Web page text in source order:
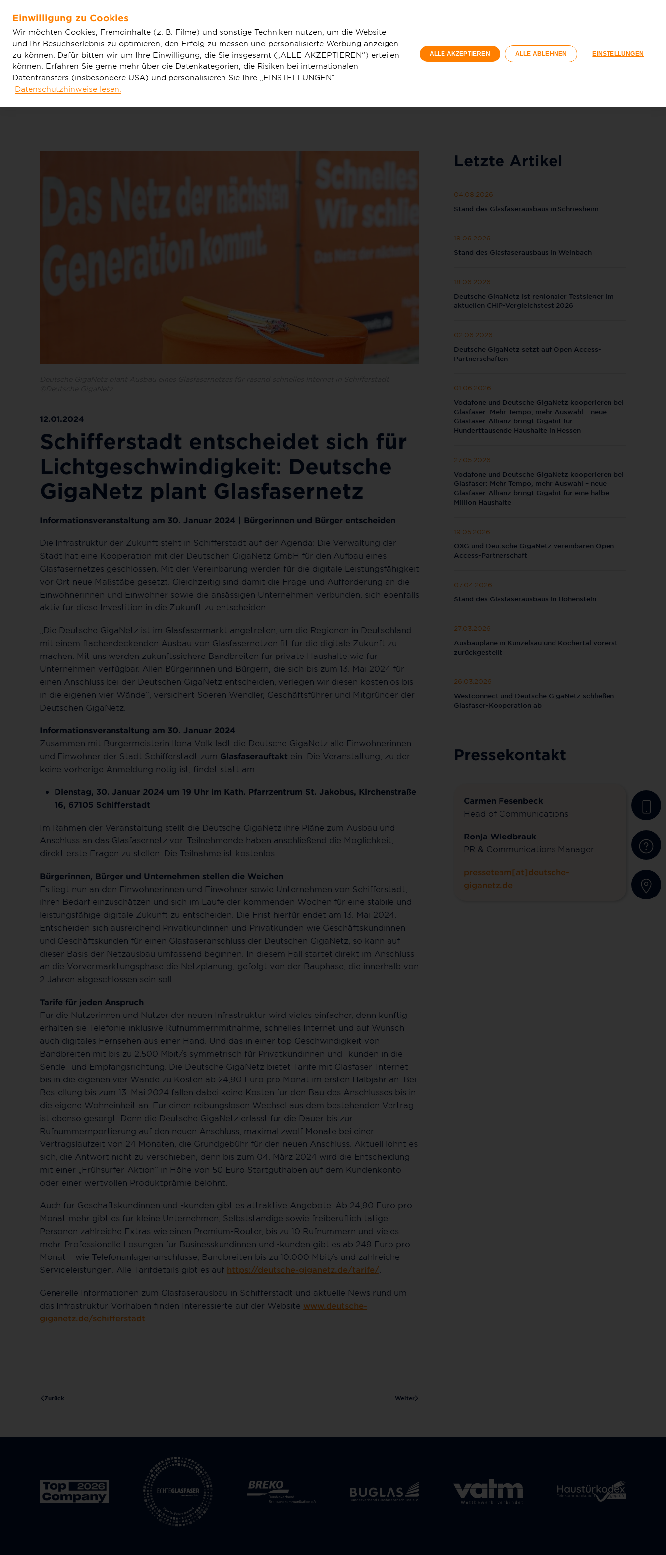
Zum Hauptinhalt springen
Glasfasernetz
Login
12.01.2024
Schifferstadt entscheidet sich für
Lichtgeschwindigkeit: Deutsche
GigaNetz plant Glasfasernetz
Informationsveranstaltung am 30. Januar 2024 | Bürgerinnen und Bürger entscheiden
Die Infrastruktur der Zukunft steht in Schifferstadt auf der Agenda: Die Verwaltung der
Stadt hat eine Kooperation mit der Deutschen GigaNetz GmbH für den Aufbau eines
Glasfasernetzes geschlossen. Mit der Vereinbarung werden für die digitale Leistungsfähigkeit
vor Ort neue Maßstäbe gesetzt. Gleichzeitig sind damit die Frage und Aufforderung an die
Einwohnerinnen und Einwohner sowie die ansässigen Unternehmen verbunden, sich ebenfalls
aktiv für diese Investition in die Zukunft zu entscheiden.
„Die Deutsche GigaNetz ist im Glasfasermarkt angetreten, um die Regionen in Deutschland
mit einem flächendeckenden Ausbau von Glasfasernetzen fit für die digitale Zukunft zu
machen. Mit uns werden zukunftssichere Bandbreiten für private Haushalte wie für
Unternehmen verfügbar. Allen Bürgerinnen und Bürgern, die sich bis zum 13. Mai 2024 für
einen Anschluss bei der Deutschen GigaNetz entscheiden, verlegen wir diesen kostenlos bis
in die eigenen vier Wände“, versichert Soeren Wendler, Geschäftsführer und Mitgründer der
Deutschen GigaNetz.
Informationsveranstaltung am 30. Januar 2024
Zusammen mit Bürgermeisterin Ilona Volk lädt die Deutsche GigaNetz alle Einwohnerinnen
und Einwohner der Stadt Schifferstadt zum Glasfaserauftakt ein. Die Veranstaltung, zu der
keine vorherige Anmeldung nötig ist, findet statt am:
Dienstag, 30. Januar 2024 um 19 Uhr im Kath. Pfarrzentrum St. Jakobus, Kirchenstraße
16, 67105 Schifferstadt
Im Rahmen der Veranstaltung stellt die Deutsche GigaNetz ihre Pläne zum Ausbau und
Anschluss an das Glasfasernetz vor. Teilnehmende haben anschließend die Möglichkeit,
direkt erste Fragen zu stellen. Die Teilnahme ist kostenlos.
Bürgerinnen, Bürger und Unternehmen stellen die Weichen
Es liegt nun an den Einwohnerinnen und Einwohner sowie Unternehmen von Schifferstadt,
ihren Bedarf einzuschätzen und sich im Laufe der kommenden Wochen für eine stabile und
leistungsfähige digitale Zukunft zu entscheiden. Die Frist hierfür endet am 13. Mai 2024.
Entscheiden sich ausreichend Privatkundinnen und Privatkunden wie Geschäftskundinnen
und Geschäftskunden für einen Glasfaseranschluss der Deutschen GigaNetz, so kann auf
dieser Basis der Netzausbau umfassend beginnen. In diesem Fall startet direkt im Anschluss
an die Vorvermarktungsphase die Netzplanung, gefolgt von der Bauphase, die innerhalb von
2 Jahren abgeschlossen sein soll.
Tarife für jeden Anspruch
Für die Nutzerinnen und Nutzer der neuen Infrastruktur wird vieles einfacher, denn künftig
erhalten sie Telefonie inklusive Rufnummernmitnahme, schnelles Internet und auf Wunsch
auch digitales Fernsehen aus einer Hand. Und das in einer top Geschwindigkeit von
Bandbreiten mit bis zu 2.500 Mbit/s symmetrisch für Privatkundinnen und -kunden in die
Sende- und Empfangsrichtung. Die Deutsche GigaNetz bietet Tarife mit Glasfaser-Internet
bis in die eigenen vier Wände zu Kosten ab 24,90 Euro pro Monat im ersten Halbjahr an. Bei
Bestellung bis zum 13. Mai 2024 fallen dabei keine Kosten für den Bau des Anschlusses bis in
die eigene Wohneinheit an. Für einen reibungslosen Wechsel aus dem bestehenden Vertrag
ist ebenso gesorgt: Denn die Deutsche GigaNetz erlässt für die Dauer bis zur
Rufnummernportierung auf den neuen Anschluss, maximal zwölf Monate bei einer
Vertragslaufzeit von 24 Monaten, die Grundgebühr für den neuen Anschluss. Aktuell lohnt es
sich, die Antwort nicht zu verschieben, denn bis zum 04. März 2024 wird die Entscheidung
mit einer „Frühsurfer-Aktion“ in Höhe von 50 Euro Startguthaben auf dem Kundenkonto
oder einer wertvollen Produktprämie belohnt.
Auch für Geschäftskundinnen und -kunden gibt es attraktive Angebote: Ab 24,90 Euro pro
Monat mehr gibt es für kleine Unternehmen, Selbstständige sowie freiberuflich tätige
Personen zahlreiche Extras wie einen Premium-Router, bis zu 10 Rufnummern und vieles
mehr. Professionelle Lösungen für Businesskundinnen und -kunden gibt es ab 249 Euro pro
Monat – wie Telefonanlagenanschlüsse, Bandbreiten bis zu 10.000 Mbit/s und zahlreiche
Serviceleistungen. Alle Tarifdetails gibt es auf https://deutsche-giganetz.de/tarife/
Generelle Informationen zum Glasfaserausbau in Schifferstadt und aktuelle News rund um
das Infrastruktur-Vorhaben finden Interessierte auf der Website www.deutsche-
giganetz.de/schifferstadt
Zurück Weiter
Letzte Artikel
04.08.2026
Stand des Glasfaserausbaus in Schriesheim
18.06.2026
Stand des Glasfaserausbaus in Weinbach
18.06.2026
Deutsche GigaNetz ist regionaler Testsieger im
aktuellen CHIP-Vergleichstest 2026
02.06.2026
Deutsche GigaNetz setzt auf Open Access-
Partnerschaften
01.06.2026
Vodafone und Deutsche GigaNetz kooperieren bei
Glasfaser: Mehr Tempo, mehr Auswahl – neue
Glasfaser-Allianz bringt Gigabit für
Hunderttausende Haushalte in Hessen
27.05.2026
Vodafone und Deutsche GigaNetz kooperieren bei
Glasfaser: Mehr Tempo, mehr Auswahl – neue
Glasfaser-Allianz bringt Gigabit für eine halbe
Million Haushalte
19.05.2026
OXG und Deutsche GigaNetz vereinbaren Open
Access-Partnerschaft
07.04.2026
Stand des Glasfaserausbaus in Hohenstein
27.03.2026
Ausbaupläne in Künzelsau und Kochertal vorerst
zurückgestellt
26.03.2026
Westconnect und Deutsche GigaNetz schließen
Glasfaser-Kooperation ab
Pressekontakt
Carmen Fesenbeck
Head of Communications
Ronja Wiedbrauk
PR & Communications Manager
presseteam[at]deutsche-
giganetz.de
Einwilligung zu Cookies
Wir möchten Cookies, Fremdinhalte (z. B. Filme) und sonstige Techniken nutzen, um die Website
und Ihr Besuchserlebnis zu optimieren, den Erfolg zu messen und personalisierte Werbung anzeigen
zu können. Dafür bitten wir um Ihre Einwilligung, die Sie insgesamt („ALLE AKZEPTIEREN“) erteilen
können. Erfahren Sie gerne mehr über die Datenkategorien, die Risiken bei internationalen
Datentransfers (insbesondere USA) und personalisieren Sie Ihre „EINSTELLUNGEN“.
Datenschutzhinweise lesen.
ALLE AKZEPTIEREN ALLE ABLEHNEN EINSTELLUNGEN